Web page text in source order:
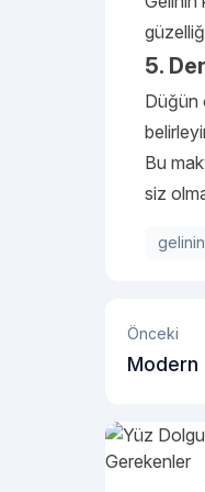
5.
Düğün
Bu
siz
Önceki